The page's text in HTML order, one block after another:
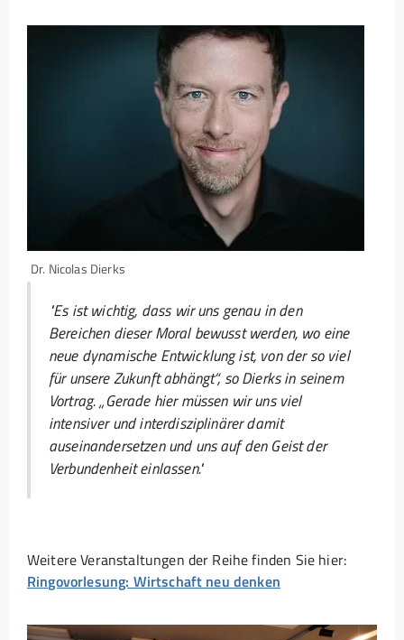
Dr. Nicolas Dierks
"Es ist wichtig, dass wir uns genau in den
Bereichen dieser Moral bewusst werden, wo eine
neue dynamische Entwicklung ist, von der so viel
für unsere Zukunft abhängt“, so Dierks in seinem
Vortrag. „Gerade hier müssen wir uns viel
intensiver und interdisziplinärer damit
auseinandersetzen und uns auf den Geist der
Verbundenheit einlassen."
Weitere Veranstaltungen der Reihe finden Sie hier:
Ringovorlesung: Wirtschaft neu denken